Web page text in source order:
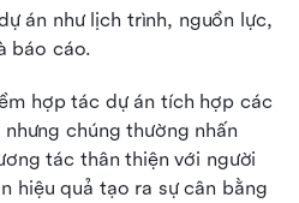
án như lịch trình, nguồn lực,
báo cáo.
hợp tác dự án tích hợp các
chúng thường nhấn
tác thân thiện với người
hiệu quả tạo ra sự cân bằng